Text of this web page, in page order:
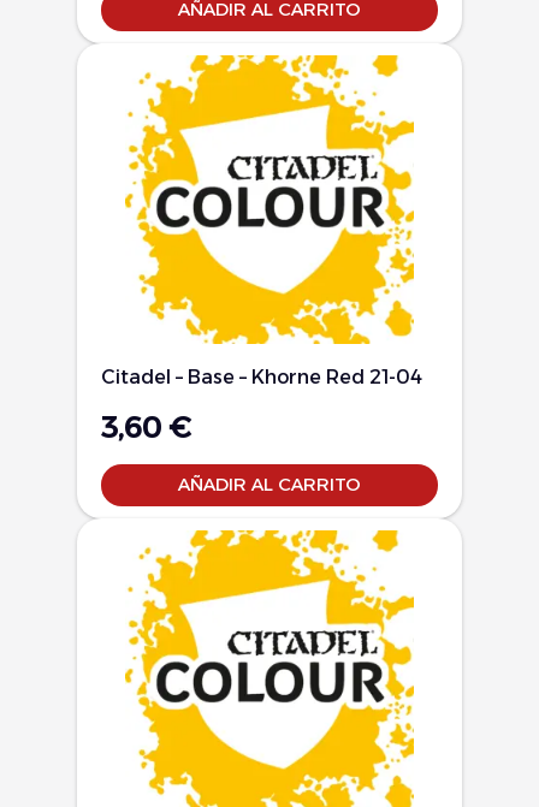
AÑADIR AL CARRITO
Citadel – Base – Khorne Red 21-04
3,60 €
AÑADIR AL CARRITO